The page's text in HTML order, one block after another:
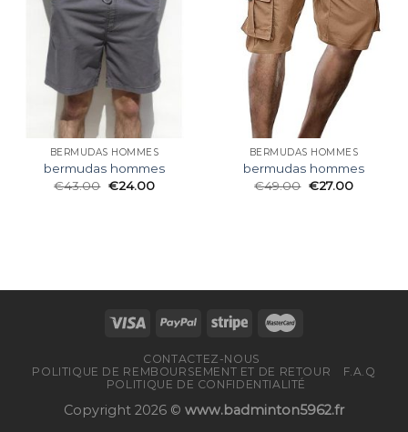
BERMUDAS HOMMES
bermudas hommes
€43.00 €24.00
BERMUDAS HOMMES
bermudas hommes
€49.00 €27.00
CONTACTEZ-NOUS
POLITIQUE DE REMBOURSEMENT ET DE RETOUR
F.A.Q
POLITIQUE DE CONFIDENTIALITÉ
Copyright 2026 © www.badminton5962.fr